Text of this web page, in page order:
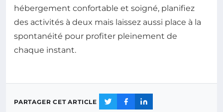
hébergement confortable et soigné, planifiez
des activités à deux mais laissez aussi place à la
spontanéité pour profiter pleinement de
chaque instant.
PARTAGER CET ARTICLE